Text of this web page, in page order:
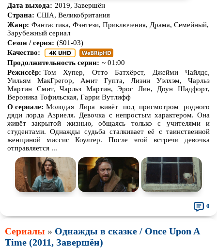
Дата выхода: 2019, Завершён
Страна: США, Великобритания
Жанр: Фантастика, Фэнтези, Приключения, Драма, Семейный,
Зарубежный сериал
Сезон / серия: (S01-03)
Качество:
Продолжительность серии: ~ 01:00
Режиссёр: Том Хупер, Отто Батхёрст, Джейми Чайлдс,
Уильям МакГрегор, Амит Гупта, Лиэнн Уэлхэм, Чарльз
Мартин Смит, Чарльз Мартин, Эрос Лин, Доун Шадфорт,
Вероника Тофильская, Гарри Вутлифф
О сериале: Молодая Лира живёт под присмотром родного
дяди лорда Азриеля. Девочка с непростым характером. Она
живёт закрытой жизнью, общаясь только с учителями и
студентами. Однажды судьба сталкивает её с таинственной
женщиной миссис Коултер. После этой встречи девочка
отправляется ...
0
Сериалы » Однажды в сказке / Once Upon A
Time (2011, Завершён)